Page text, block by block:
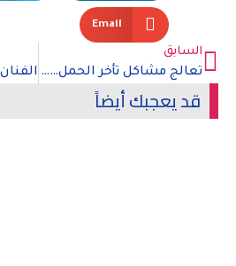
Email
السابق
تعالج مشاكل تأخر الحمل… فوائد رائعة لفاكهة الأناناس
قد يعجبك أيضاً